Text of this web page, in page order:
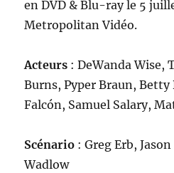
en DVD & Blu-ray le 5
Metropolitan Vidéo.
Acteurs : DeWanda Wise,
Burns, Pyper Braun, Betty
Falcón, Samuel Salary,
Scénario : Greg Erb,
Wadlow